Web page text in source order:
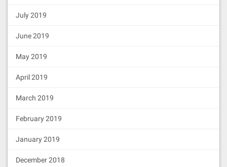
July 2019
June 2019
May 2019
April 2019
March 2019
February 2019
January 2019
December 2018